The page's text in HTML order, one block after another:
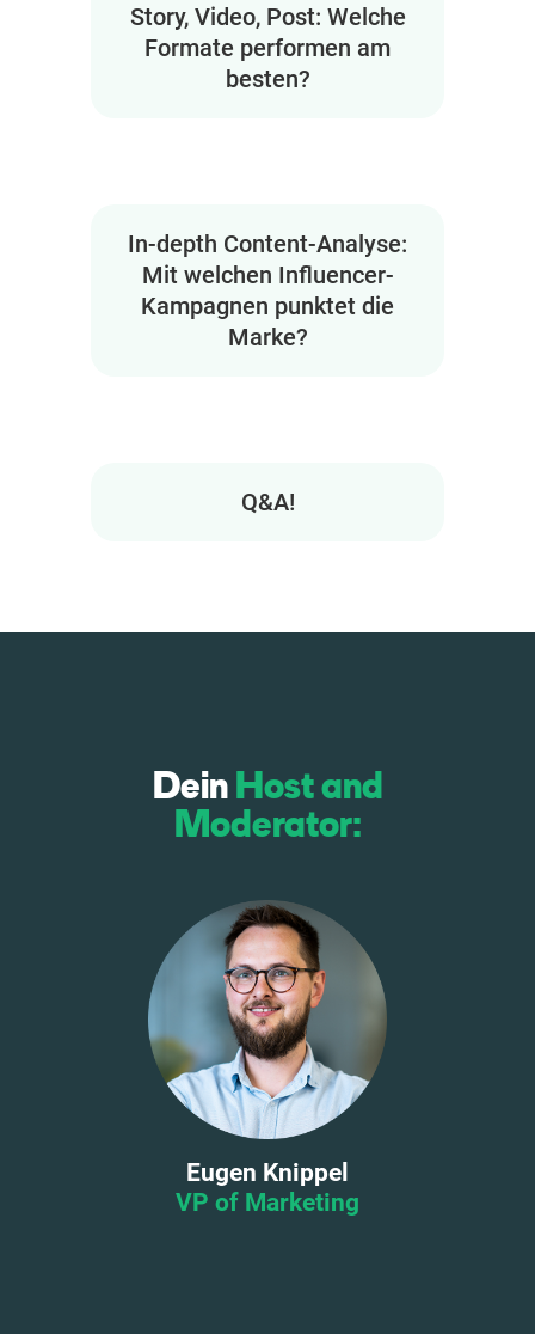
Story, Video, Post: Welche
Formate performen am
besten?
In-depth Content-Analyse:
Mit welchen Influencer-
Kampagnen punktet die
Marke?
Q&A!
Dein Host and
Moderator:
Eugen Knippel
VP of Marketing